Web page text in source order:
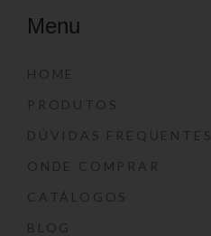
Menu
HOME
PRODUTOS
DÚVIDAS FREQUENTES
ONDE COMPRAR
CATÁLOGOS
BLOG